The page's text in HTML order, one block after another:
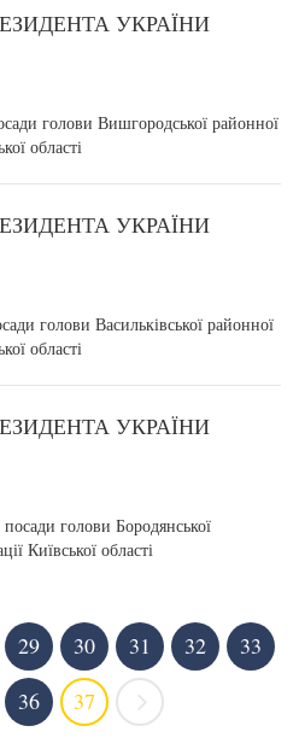
УКРАЇНИ
голови Вишгородської районної
області
УКРАЇНИ
голови Васильківської районної
області
УКРАЇНИ
голови Бородянської
Київської області
29 30 31 32
33
36 37